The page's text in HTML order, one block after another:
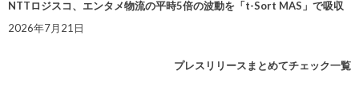
NTTロジスコ、エンタメ物流の平時5倍の波動を「t-Sort MAS」で吸収
2026年7月21日
プレスリリースまとめてチェック一覧